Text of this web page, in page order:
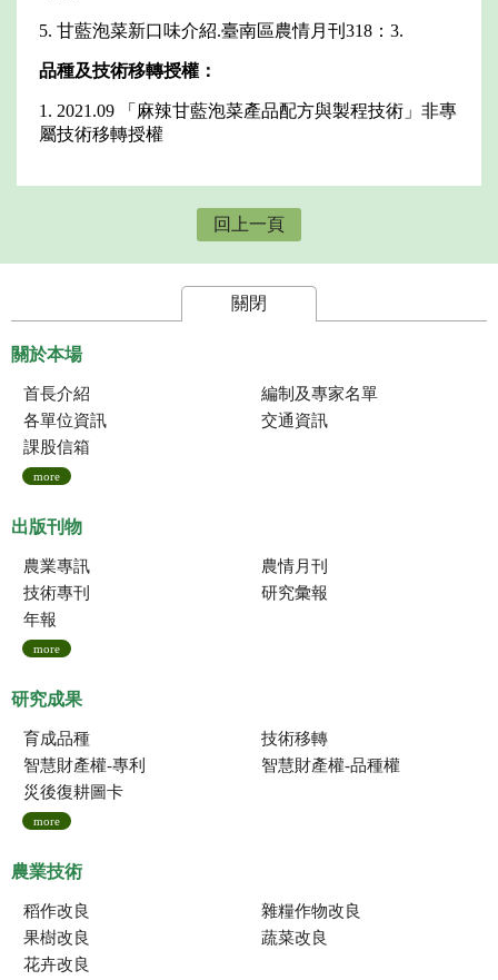
5. 甘藍泡菜新口味介紹.臺南區農情月刊318：3.
品種及技術移轉授權：
1. 2021.09 「麻辣甘藍泡菜產品配方與製程技術」非專
屬技術移轉授權
回上一頁
關閉
關於本場
首長介紹
編制及專家名單
各單位資訊
交通資訊
課股信箱
more
出版刊物
農業專訊
農情月刊
技術專刊
研究彙報
年報
more
研究成果
育成品種
技術移轉
智慧財產權-專利
智慧財產權-品種權
災後復耕圖卡
more
農業技術
稻作改良
雜糧作物改良
果樹改良
蔬菜改良
花卉改良